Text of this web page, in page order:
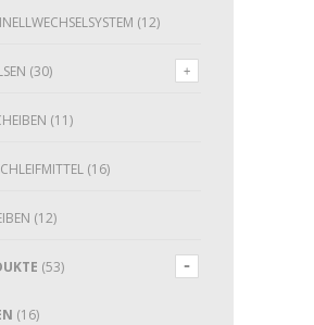
(12)
(30)
(11)
(16)
(12)
(53)
(16)